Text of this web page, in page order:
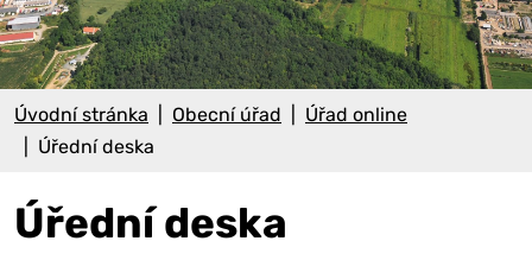
Úvodní stránka Obecní úřad
Úřad online
Úřední deska
Úřední deska